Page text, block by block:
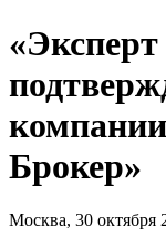
«Эксперт
Брокер»
Москва, 30 октября